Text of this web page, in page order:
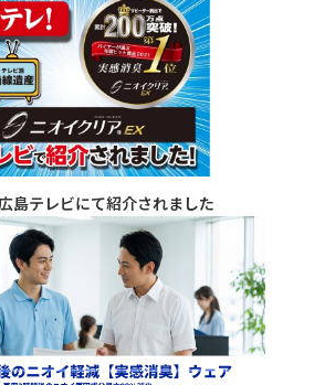
島テレビにて紹介されました